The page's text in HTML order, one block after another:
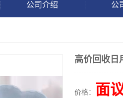
公司介绍 公
高价回收日
价格： 面